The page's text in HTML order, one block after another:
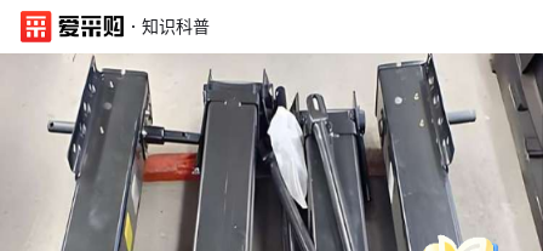
· 知识科普